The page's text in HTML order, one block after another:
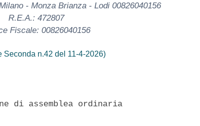
- Monza Brianza - Lodi 00826040156
R.E.A.: 472807
Fiscale: 00826040156
Seconda n.42 del 11-4-2026)
di assemblea ordinaria